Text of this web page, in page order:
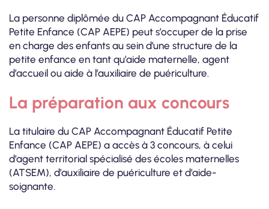
La personne diplômée du CAP Accompagnant Éducatif
Petite Enfance (CAP AEPE) peut s’occuper de la prise
en charge des enfants au sein d’une structure de la
petite enfance en tant qu’aide maternelle, agent
d’accueil ou aide à l’auxiliaire de puériculture.
La préparation aux concours
La titulaire du CAP Accompagnant Éducatif Petite
Enfance (CAP AEPE) a accès à 3 concours, à celui
d’agent territorial spécialisé des écoles maternelles
(ATSEM), d’auxiliaire de puériculture et d’aide-
soignante.